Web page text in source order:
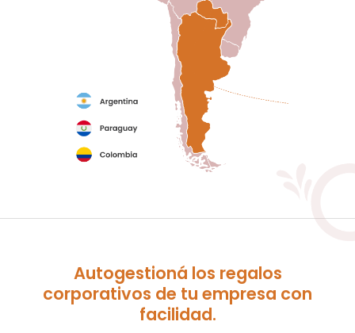
Autogestioná los regalos
corporativos de tu empresa con
facilidad.